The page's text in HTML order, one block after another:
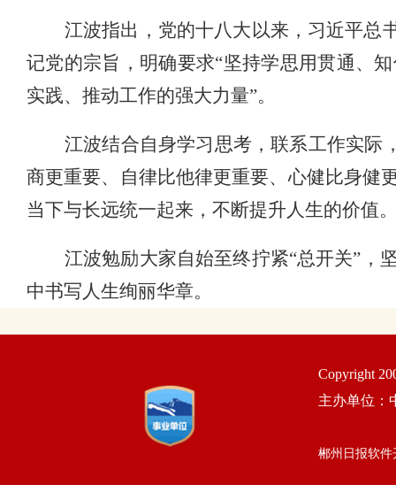
江波指出，党的十八大以来，习近平总
记党的宗旨，明确要求“坚持学思用贯通、
实践、推动工作的强大力量”。
江波结合自身学习思考，联系工作实际
商更重要、自律比他律更重要、心健比身健
当下与长远统一起来，不断提升人生的价值
江波勉励大家自始至终拧紧“总开关”，
中书写人生绚丽华章。
Copyright
主办单位：
郴州日报软